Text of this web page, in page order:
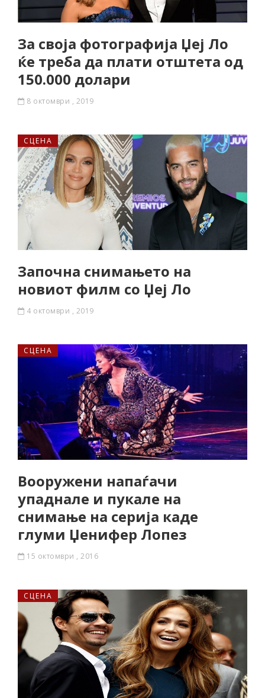
За своја фотографија Џеј Ло
ќе треба да плати отштета од
150.000 долари
8 октомври , 2019
СЦЕНА
Започна снимањето на
новиот филм со Џеј Ло
4 октомври , 2019
СЦЕНА
Вооружени напаѓачи
упаднале и пукале на
снимање на серија каде
глуми Џенифер Лопез
15 октомври , 2016
СЦЕНА